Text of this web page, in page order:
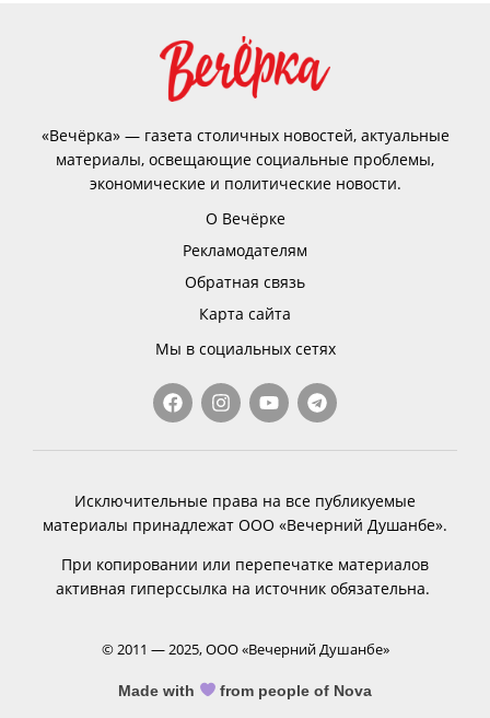
«Вечёрка» — газета столичных новостей, актуальные
материалы, освещающие социальные проблемы,
экономические и политические новости.
О Вечёрке
Рекламодателям
Обратная связь
Карта сайта
Мы в социальных сетях
Исключительные права на все публикуемые
материалы принадлежат ООО «Вечерний Душанбе».
При копировании или перепечатке материалов
активная гиперссылка на источник обязательна.
© 2011 — 2025, ООО «Вечерний Душанбе»
Made with from people of Nova